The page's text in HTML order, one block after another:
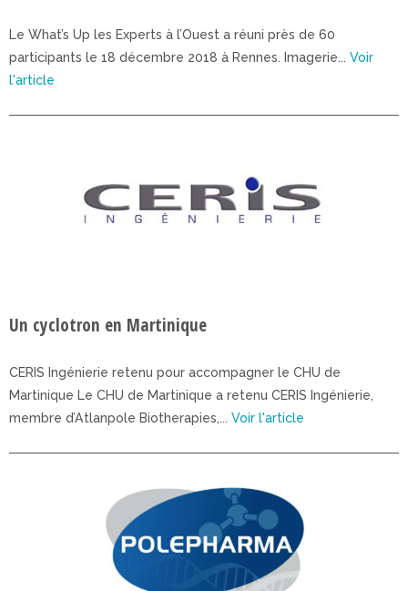
Le What’s Up les Experts à l’Ouest a réuni près de 60
participants le 18 décembre 2018 à Rennes. Imagerie... Voir
l'article
Un cyclotron en Martinique
CERIS Ingénierie retenu pour accompagner le CHU de
Martinique Le CHU de Martinique a retenu CERIS Ingénierie,
membre d’Atlanpole Biotherapies,... Voir l'article